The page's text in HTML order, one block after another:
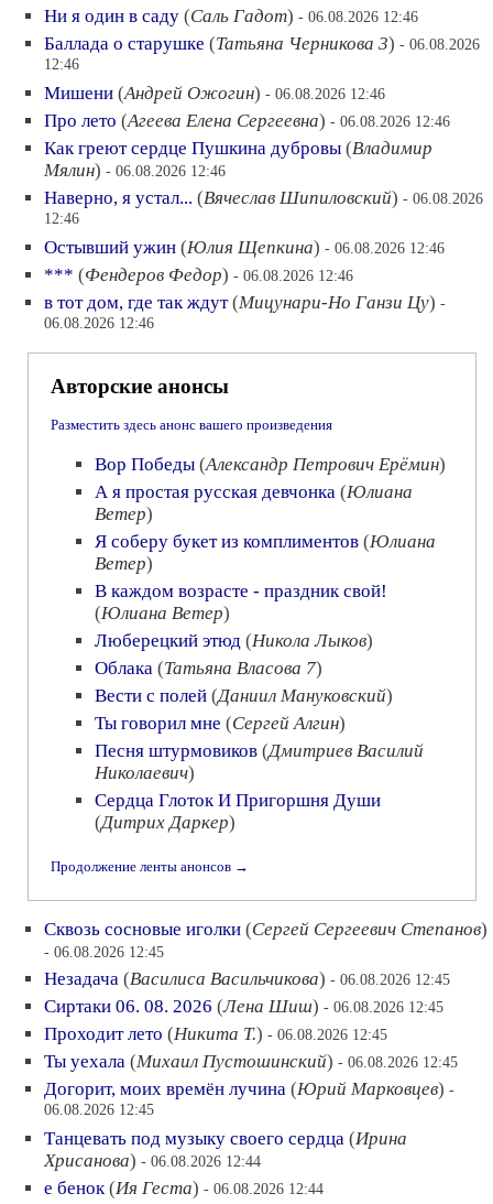
Ни я один в саду (Саль Гадот) - 06.08.2026 12:46
Баллада о старушке (Татьяна Черникова 3) - 06.08.2026
12:46
Мишени (Андрей Ожогин) - 06.08.2026 12:46
Про лето (Агеева Елена Сергеевна) - 06.08.2026 12:46
Как греют сердце Пушкина дубровы (Владимир
Мялин) - 06.08.2026 12:46
Наверно, я устал... (Вячеслав Шипиловский) - 06.08.2026
12:46
Остывший ужин (Юлия Щепкина) - 06.08.2026 12:46
*** (Фендеров Федор) - 06.08.2026 12:46
в тот дом, где так ждут(Мицунари-Но Ганзи Цу) -
06.08.2026 12:46
Авторские анонсы
Разместить здесь анонс вашего произведения
Вор Победы (Александр Петрович Ерёмин)
А я простая русская девчонка (Юлиана
Ветер)
Я соберу букет из комплиментов (Юлиана
Ветер)
В каждом возрасте - праздник свой!
(Юлиана Ветер)
Люберецкий этюд (Никола Лыков)
Облака (Татьяна Власова 7)
Вести с полей (Даниил Мануковский)
Ты говорил мне (Сергей Алгин)
Песня штурмовиков (Дмитриев Василий
Николаевич)
Сердца Глоток И Пригоршня Души
(Дитрих Даркер)
Продолжение ленты анонсов →
Сквозь сосновые иголки (Сергей Сергеевич Степанов)
- 06.08.2026 12:45
Незадача (Василиса Васильчикова) - 06.08.2026 12:45
Сиртаки 06. 08. 2026 (Лена Шиш) - 06.08.2026 12:45
Проходит лето (Никита Т.) - 06.08.2026 12:45
Ты уехала (Михаил Пустошинский) - 06.08.2026 12:45
Догорит, моих времён лучина (Юрий Марковцев) -
06.08.2026 12:45
Танцевать под музыку своего сердца (Ирина
Хрисанова) - 06.08.2026 12:44
е бенок(Ия Геста) - 06.08.2026 12:44